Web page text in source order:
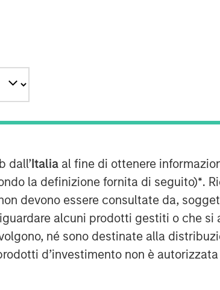
dall’Italia al fine di ottenere
la definizione fornita di seguito)*.
devono essere consultate da,
alcuni prodotti gestiti o che
né sono destinate alla
d’investimento non è
some ways, 2024 looks eerily similar to
first half of the year, driven by a handful
to reprice central bank policy
volatility, while geopolitical tensions
remain.
from prior growth-led markets in a crucial
environment for hedge fund alpha